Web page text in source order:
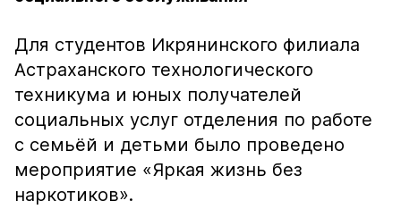
Для студентов Икрянинского филиала
Астраханского технологического
техникума и юных получателей
социальных услуг отделения по работе
с семьёй и детьми было проведено
мероприятие «Яркая жизнь без
наркотиков».